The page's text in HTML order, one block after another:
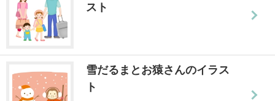
スト
雪だるまとお猿さんのイラス
ト